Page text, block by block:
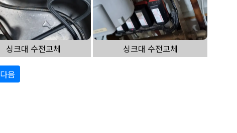
싱크대 수전교체 싱크대 수전교체
다음